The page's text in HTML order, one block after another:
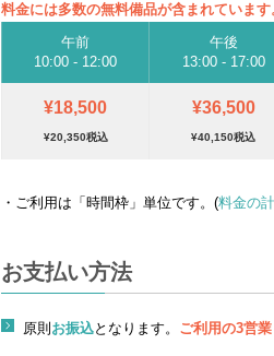
料金には多数の無料備品が含まれています
午前
10:00 - 12:00
午後
13:00 - 17:00
¥18,500
¥20,350税込
¥36,500
¥40,150税込
・ご利用は「時間枠」単位です。(料金の
お支払い方法
原則 お振込となります。 ご利用の3営